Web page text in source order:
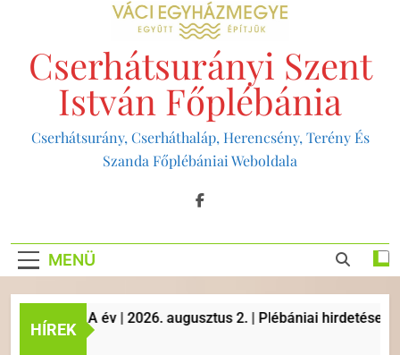
Cserhátsurányi Szent
István Főplébánia
Cserhátsurány, Cserháthaláp, Herencsény, Terény És
Szanda Főplébániai Weboldala
MENÜ
HÍREK
| A év | 2026. augusztus 2. | Plébániai hirdetések,